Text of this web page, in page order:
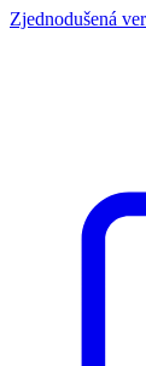
Zjednodušená